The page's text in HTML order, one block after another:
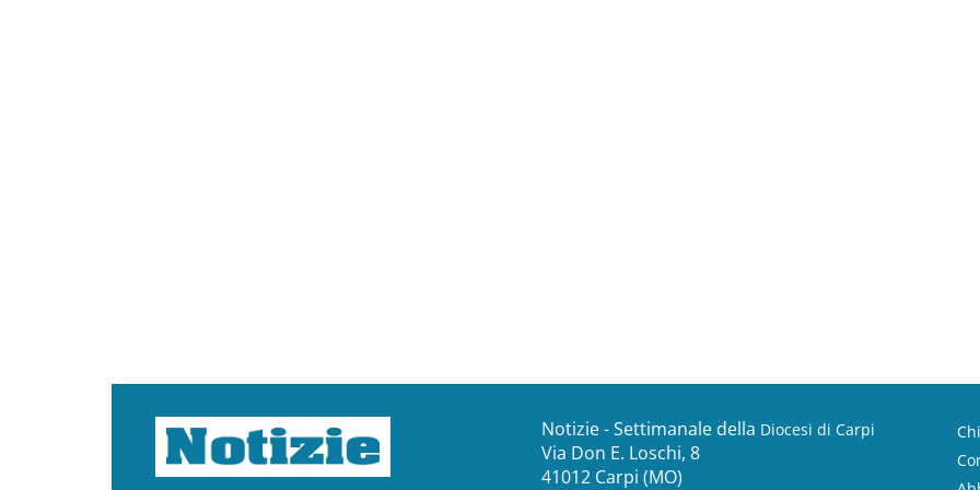
Notizie - Settimanale della Diocesi di Carpi
Via Don E. Loschi, 8
41012 Carpi (MO)